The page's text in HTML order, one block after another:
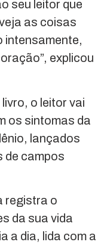
seu leitor que
as coisas
intensamente,
explicou
o leitor vai
os sintomas da
lançados
de campos
registra o
da sua vida
a dia, lida com a